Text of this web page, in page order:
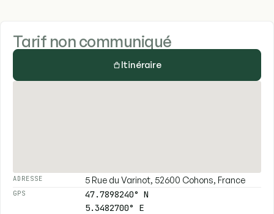
Tarif non communiqué
Itinéraire
ADRESSE 5 Rue du Varinot, 52600 Cohons, France
GPS
47.7898240° N
5.3482700° E